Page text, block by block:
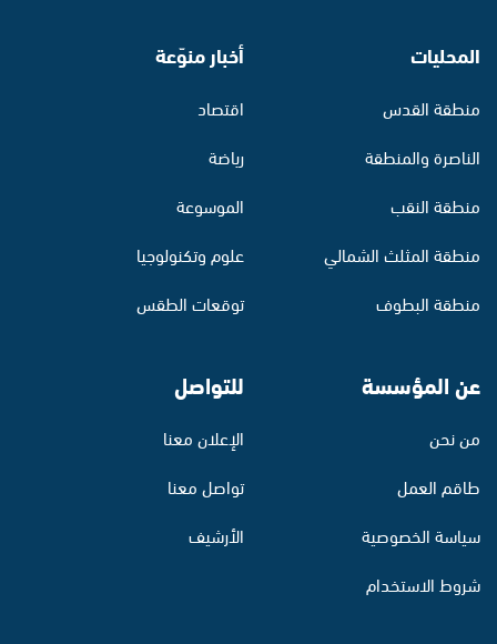
المحليات
منطقة القدس
الناصرة والمنطقة
منطقة النقب
منطقة المثلث الشمالي
منطقة البطوف
أخبار منوّعة
اقتصاد
رياضة
الموسوعة
علوم وتكنولوجيا
توقعات الطقس
عن المؤسسة
من نحن
طاقم العمل
سياسة الخصوصية
شروط الاستخدام
للتواصل
الإعلان معنا
تواصل معنا
الأرشيف